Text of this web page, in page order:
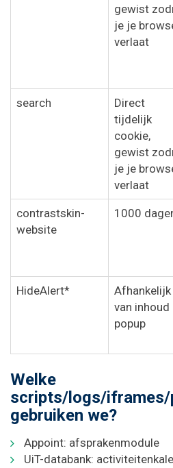
gewist
je je
verlaat
search
Direct
tijdelijk
cookie,
gewist
je je
verlaat
contrastskin-
website
1000
HideAlert*
Afhankelijk
van inhoud
popup
Welke
scripts/logs/
gebruiken we?
Appoint: afsprakenmodule
UiT-databank: